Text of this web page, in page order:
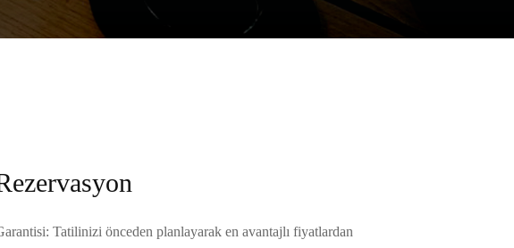
Tatilinizi önceden planlayarak en avantajlı fiyatlardan